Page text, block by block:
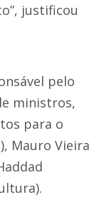
justificou
pelo
ministros,
para o
Mauro Vieira